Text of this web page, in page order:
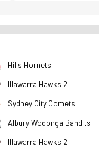
Hills Hornets
Illawarra Hawks 2
Sydney City Comets
Albury Wodonga Bandits
Illawarra Hawks 2